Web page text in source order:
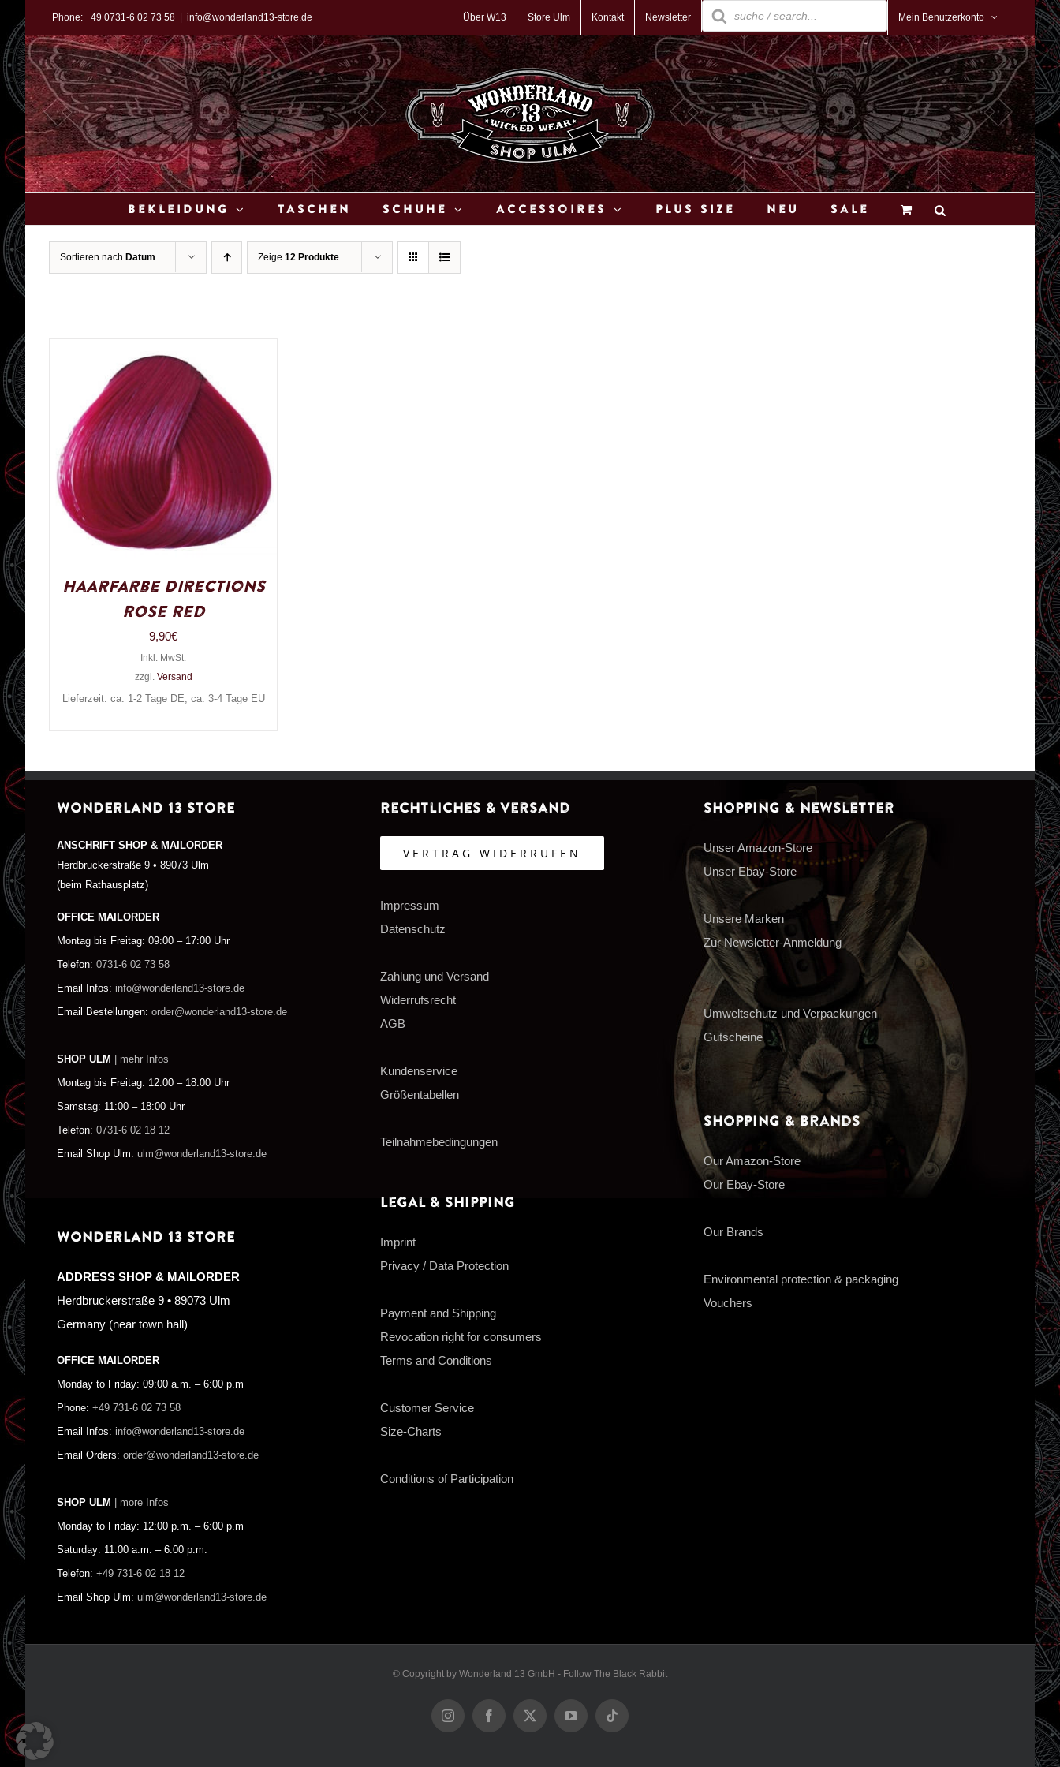
Inhalt
springen
Phone: +49 0731-6 02 73 58 info@wonderland13-store.de Über W13 Store Ulm Kontakt Newsletter
Products
search
Mein Benutzerkonto
Bekleidung Taschen Schuhe Accessoires Plus Size Neu Sale
Sortieren nach Datum Zeige 12 Produkte
Haarfarbe Directions
Rose Red
9,90€
Inkl. MwSt.
zzgl. Versand
Lieferzeit: ca. 1-2 Tage DE, ca. 3-4 Tage EU
WONDERLAND 13 STORE
ANSCHRIFT SHOP & MAILORDER
Herdbruckerstraße 9 • 89073 Ulm
(beim Rathausplatz)
OFFICE MAILORDER
Montag bis Freitag: 09:00 – 17:00 Uhr
Telefon: 0731-6 02 73 58
Email Infos: info@wonderland13-store.de
Email Bestellungen: order@wonderland13-store.de
SHOP ULM | mehr Infos
Montag bis Freitag: 12:00 – 18:00 Uhr
Samstag: 11:00 – 18:00 Uhr
Telefon: 0731-6 02 18 12
Email Shop Ulm: ulm@wonderland13-store.de
WONDERLAND 13 STORE
ADDRESS SHOP & MAILORDER
Herdbruckerstraße 9 • 89073 Ulm
Germany (near town hall)
OFFICE MAILORDER
Monday to Friday: 09:00 a.m. – 6:00 p.m
Phone: +49 731-6 02 73 58
Email Infos: info@wonderland13-store.de
Email Orders: order@wonderland13-store.de
SHOP ULM | more Infos
Monday to Friday: 12:00 p.m. – 6:00 p.m
Saturday: 11:00 a.m. – 6:00 p.m.
Telefon: +49 731-6 02 18 12
Email Shop Ulm: ulm@wonderland13-store.de
Rechtliches & Versand
VERTRAG WIDERRUFEN
Impressum
Datenschutz
Zahlung und Versand
Widerrufsrecht
AGB
Kundenservice
Größentabellen
Teilnahmebedingungen
Legal & Shipping
Imprint
Privacy / Data Protection
Payment and Shipping
Revocation right for consumers
Terms and Conditions
Customer Service
Size-Charts
Conditions of Participation
Shopping & Newsletter
Unser Amazon-Store
Unser Ebay-Store
Unsere Marken
Zur Newsletter-Anmeldung
Umweltschutz und Verpackungen
Gutscheine
Shopping & Brands
Our Amazon-Store
Our Ebay-Store
Our Brands
Environmental protection & packaging
Vouchers
© Copyright by Wonderland 13 GmbH - Follow The Black Rabbit
InstagramFacebook
X YouTubeTiktok